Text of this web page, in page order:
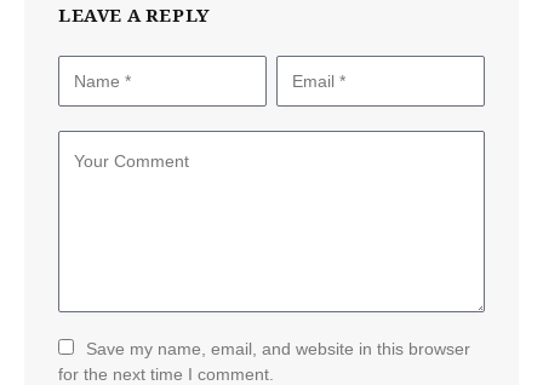
LEAVE A REPLY
Save my name, email, and website in this browser
for the next time I comment.